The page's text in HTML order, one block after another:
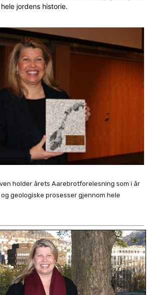
jordens historie.
holder årets Aarebrotforelesning som i år
geologiske prosesser gjennom hele